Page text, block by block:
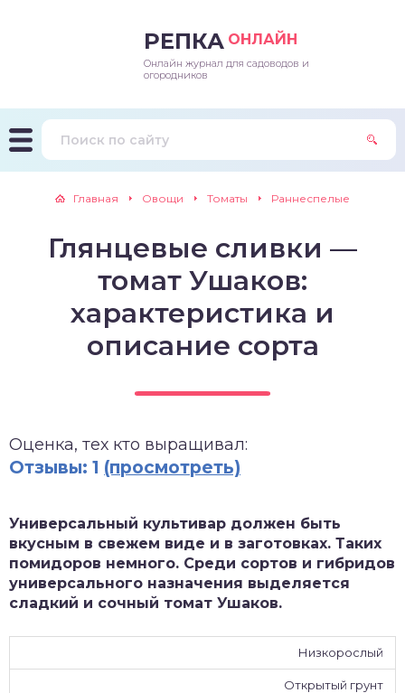
РЕПКА ОНЛАЙН
Онлайн журнал для садоводов и
огородников
Главная Овощи Томаты Раннеспелые
Глянцевые сливки —
томат Ушаков:
характеристика и
описание сорта
Оценка, тех кто выращивал:
Отзывы: 1 (просмотреть)
Универсальный культивар должен быть
вкусным в свежем виде и в заготовках. Таких
помидоров немного. Среди сортов и гибридов
универсального назначения выделяется
сладкий и сочный томат Ушаков.
Низкорослый
Открытый грунт
и подкормки